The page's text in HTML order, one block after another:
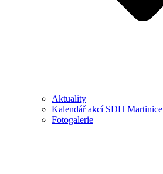
Aktuality
Kalendář akcí SDH Martinice
Fotogalerie